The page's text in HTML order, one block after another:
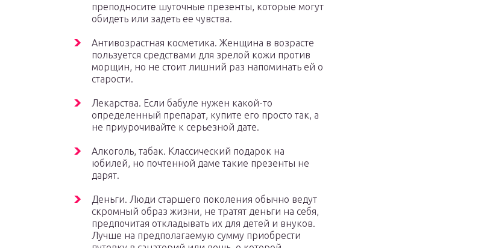
преподносите шуточные презенты, которые могут
обидеть или задеть ее чувства.
Антивозрастная косметика. Женщина в возрасте
пользуется средствами для зрелой кожи против
морщин, но не стоит лишний раз напоминать ей о
старости.
Лекарства. Если бабуле нужен какой-то
определенный препарат, купите его просто так, а
не приурочивайте к серьезной дате.
Алкоголь, табак. Классический подарок на
юбилей, но почтенной даме такие презенты не
дарят.
Деньги. Люди старшего поколения обычно ведут
скромный образ жизни, не тратят деньги на себя,
предпочитая откладывать их для детей и внуков.
Лучше на предполагаемую сумму приобрести